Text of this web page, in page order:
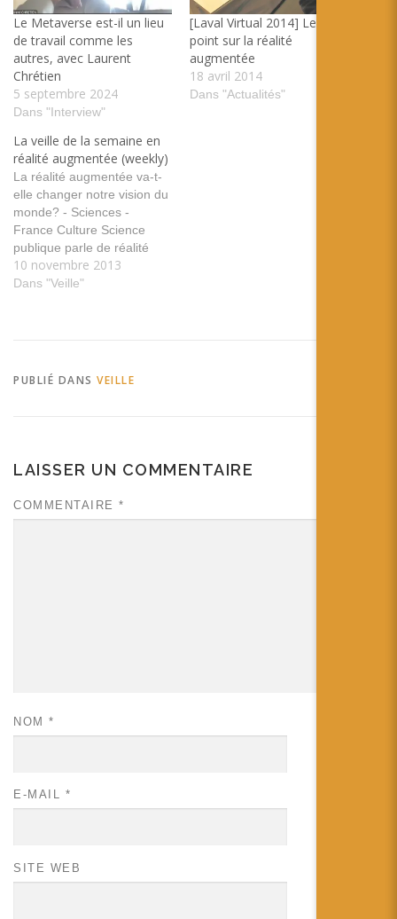
Le Metaverse est-il un lieu
de travail comme les
autres, avec Laurent
Chrétien
5 septembre 2024
Dans "Interview"
[Laval Virtual 2014] Le
point sur la réalité
augmentée
18 avril 2014
Dans "Actualités"
La veille de la semaine en
réalité augmentée (weekly)
La réalité augmentée va-t-
elle changer notre vision du
monde? - Sciences -
France Culture Science
publique parle de réalité
augmentée tags: france
culture vision réalité monde
ReVolution, deadline le 13
10 novembre 2013
Dans "Veille"
PUBLIÉ DANS VEILLE
LAISSER UN COMMENTAIRE
COMMENTAIRE *
NOM *
E-MAIL *
SITE WEB